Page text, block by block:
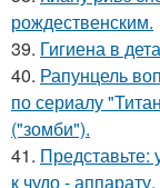
рождественским.
39. Гигиена в
40. Рапунцель
по сериалу
("зомби").
41. Представьте:
к чудо -